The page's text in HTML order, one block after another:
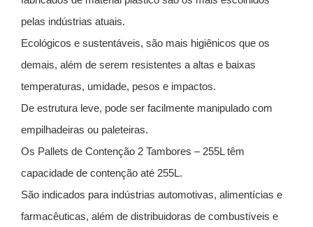
pelas indústrias atuais.
Ecológicos e sustentáveis, são mais higiênicos que os
demais, além de serem resistentes a altas e baixas
temperaturas, umidade, pesos e impactos.
De estrutura leve, pode ser facilmente manipulado com
empilhadeiras ou paleteiras.
Os Pallets de Contenção 2 Tambores – 255L têm
capacidade de contenção até 255L.
São indicados para indústrias automotivas, alimentícias e
farmacêuticas, além de distribuidoras de combustíveis e